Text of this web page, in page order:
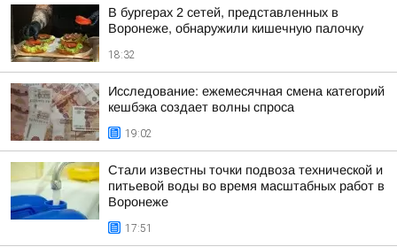
В бургерах 2 сетей, представленных в
Воронеже, обнаружили кишечную палочку
18:32
Исследование: ежемесячная смена категорий
кешбэка создает волны спроса
19:02
Стали известны точки подвоза технической и
питьевой воды во время масштабных работ в
Воронеже
17:51